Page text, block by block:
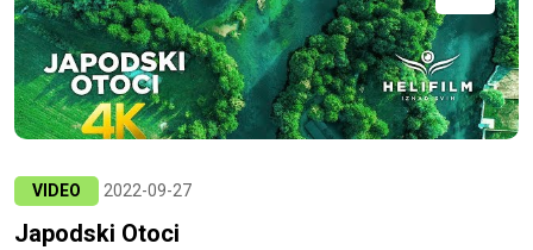
VIDEO 2022-09-27
Japodski Otoci